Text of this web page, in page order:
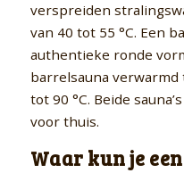
verspreiden
van 40 tot 55 °C. Een
authentieke ronde
barrelsauna
tot 90 °C. Beide
voor thuis.
Waar kun je